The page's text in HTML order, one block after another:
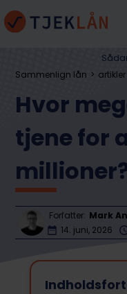
Sammenlign lån artikler
Hvor
tjene for
Forfatter: Mark
14. juni, 2026